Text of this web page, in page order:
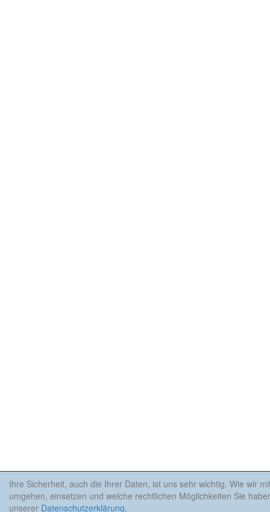
Ihre Sicherheit, auch die Ihrer Daten, ist uns sehr wichtig. Wie wir
umgehen, einsetzen und welche rechtlichen Möglichkeiten Sie
unserer Datenschutzerklärung.